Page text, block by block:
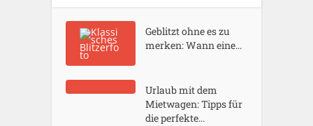
Geblitzt ohne es zu
merken: Wann eine...
Urlaub mit dem
Mietwagen: Tipps für
die perfekte...